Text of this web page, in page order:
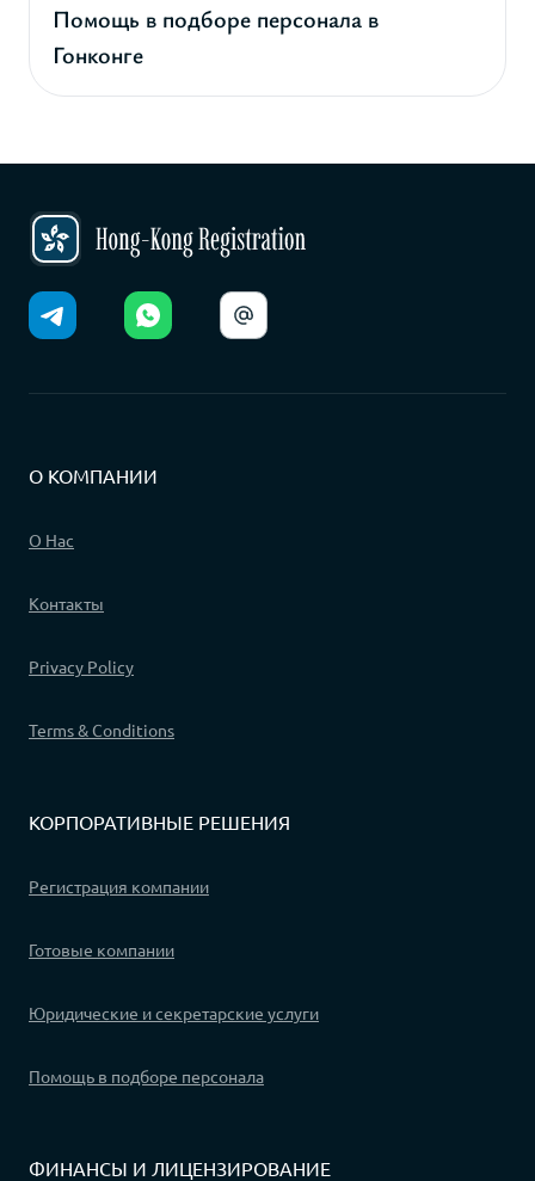
Помощь в подборе персонала в
Гонконге
О КОМПАНИИ
О Нас
Контакты
Privacy Policy
Terms & Conditions
КОРПОРАТИВНЫЕ РЕШЕНИЯ
Регистрация компании
Готовые компании
Юридические и секретарские услуги
Помощь в подборе персонала
ФИНАНСЫ И ЛИЦЕНЗИРОВАНИЕ